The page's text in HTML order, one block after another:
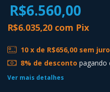
R$6.560,00
R$6.035,20 com Pix
10 x de R$656,00 sem
8% de desconto pagando
Ver mais detalhes